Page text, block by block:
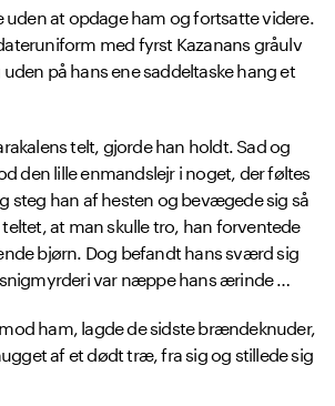
uden at opdage ham og fortsatte videre.
med fyrst Kazanans gråulv
på hans ene saddeltaske hang et
telt, gjorde han holdt. Sad og
den lille enmandslejr i noget, der føltes
steg han af hesten og bevægede sig så
at man skulle tro, han forventede
bjørn. Dog befandt hans sværd sig
var næppe hans ærinde …
ham, lagde de sidste brændeknuder,
af et dødt træ, fra sig og stillede sig